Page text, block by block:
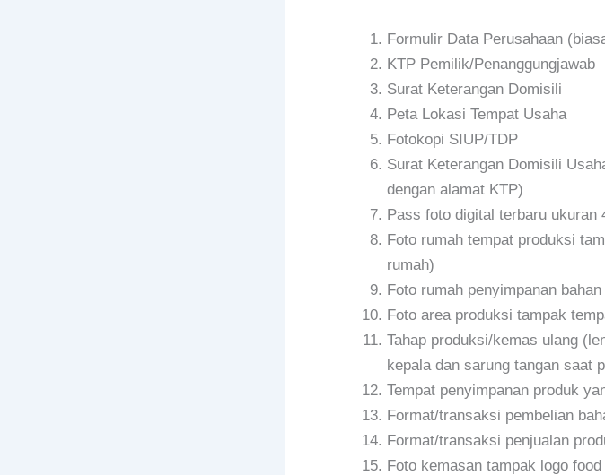
Formulir Data Perusahaan
KTP Pemilik/Penanggungjawab
Surat Keterangan Domisili
Peta Lokasi Tempat Usaha
Fotokopi SIUP/TDP
Surat Keterangan Domisili
dengan alamat KTP)
Pass foto digital terbaru ukuran
Foto rumah tempat produksi
rumah)
Foto rumah penyimpanan bahan
Foto area produksi tampak
Tahap produksi/kemas ulang
kepala dan sarung tangan saat
Tempat penyimpanan produk
Format/transaksi pembelian
Format/transaksi penjualan
Foto kemasan tampak logo